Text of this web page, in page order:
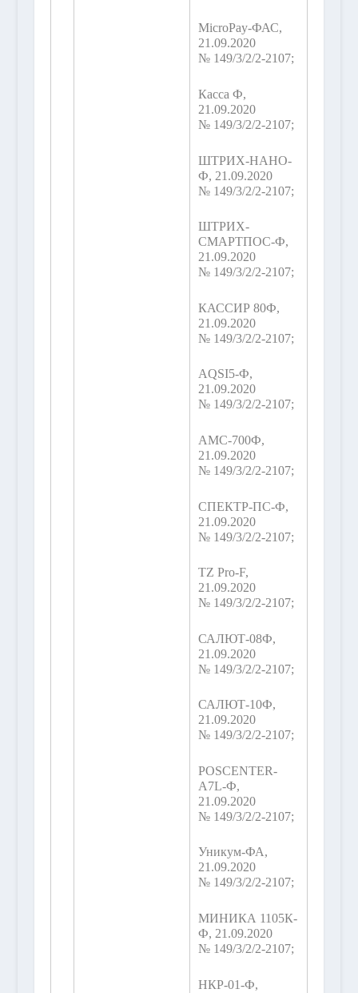
MicroPay-ФАС,
21.09.2020
№ 149/3/2/2-2107;
Касса Ф,
21.09.2020
№ 149/3/2/2-2107;
ШТРИХ-НАНО-
Ф, 21.09.2020
№ 149/3/2/2-2107;
ШТРИХ-
СМАРТПОС-Ф,
21.09.2020
№ 149/3/2/2-2107;
КАССИР 80Ф,
21.09.2020
№ 149/3/2/2-2107;
AQSI5-Ф,
21.09.2020
№ 149/3/2/2-2107;
АМС-700Ф,
21.09.2020
№ 149/3/2/2-2107;
СПЕКТР-ПС-Ф,
21.09.2020
№ 149/3/2/2-2107;
TZ Pro-F,
21.09.2020
№ 149/3/2/2-2107;
САЛЮТ-08Ф,
21.09.2020
№ 149/3/2/2-2107;
САЛЮТ-10Ф,
21.09.2020
№ 149/3/2/2-2107;
POSCENTER-
А7L-Ф,
21.09.2020
№ 149/3/2/2-2107;
Уникум-ФА,
21.09.2020
№ 149/3/2/2-2107;
МИНИКА 1105К-
Ф, 21.09.2020
№ 149/3/2/2-2107;
НКР-01-Ф,